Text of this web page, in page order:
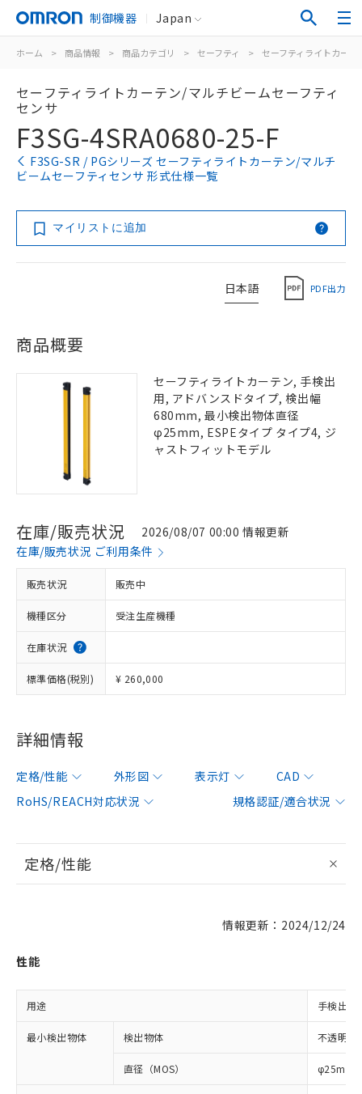
制御機器 Japan
ホーム > 商品情報 > 商品カテゴリ > セーフティ > セーフティライトカー
セーフティライトカーテン/マルチビームセーフティ
センサ
F3SG-4SRA0680-25-F
F3SG-SR / PGシリーズ セーフティライトカーテン/マルチ
ビームセーフティセンサ 形式仕様一覧
マイリストに追加
日本語 PDF出力
商品概要
セーフティライトカーテン, 手検出
用, アドバンスドタイプ, 検出幅
680mm, 最小検出物体直径
φ25mm, ESPEタイプ タイプ4, ジ
ャストフィットモデル
在庫/販売状況
2026/08/07 00:00 情報更新
在庫/販売状況 ご利用条件
販売状況 販売中
機種区分 受注生産機種
在庫状況
標準価格(税別) ¥ 260,000
詳細情報
定格/性能 外形図 表示灯
CAD
RoHS/REACH対応状況
規格認証/適合状況
定格/性能
情報更新：2024/12/24
性能
用途 手検出用
最小検出物体 検出物体 不透明体
直径（MOS） φ25mm